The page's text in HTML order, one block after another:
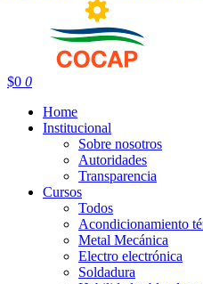
$0 0
Home
Institucional
Sobre nosotros
Autoridades
Transparencia
Cursos
Todos
Acondicionamiento
Metal Mecánica
Electro electrónica
Soldadura